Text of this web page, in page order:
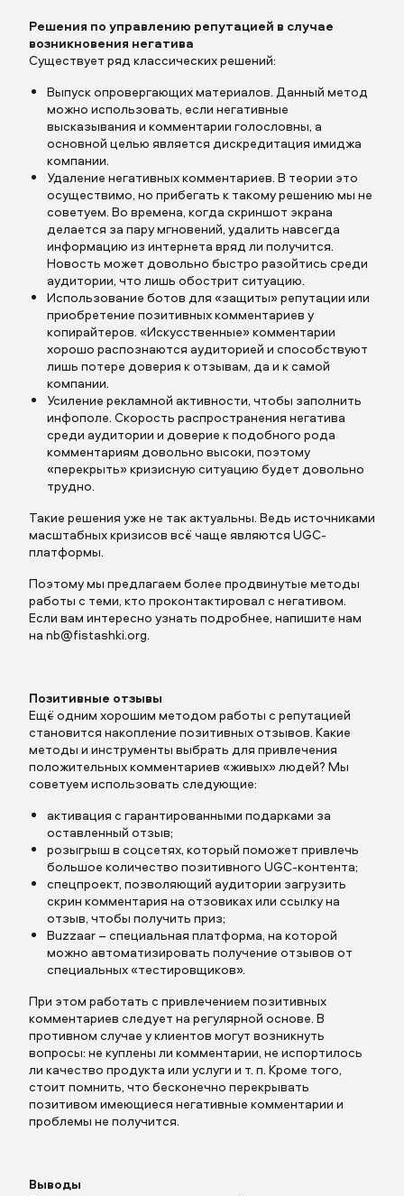
Решения по управлению репутацией в случае
возникновения негатива
Существует ряд классических решений:
Выпуск опровергающих материалов. Данный метод
можно использовать, если негативные
высказывания и комментарии голословны, а
основной целью является дискредитация имиджа
компании.
Удаление негативных комментариев. В теории это
осуществимо, но прибегать к такому решению мы не
советуем. Во времена, когда скриншот экрана
делается за пару мгновений, удалить навсегда
информацию из интернета вряд ли получится.
Новость может довольно быстро разойтись среди
аудитории, что лишь обострит ситуацию.
Использование ботов для «защиты» репутации или
приобретение позитивных комментариев у
копирайтеров. «Искусственные» комментарии
хорошо распознаются аудиторией и способствуют
лишь потере доверия к отзывам, да и к самой
компании.
Усиление рекламной активности, чтобы заполнить
инфополе. Скорость распространения негатива
среди аудитории и доверие к подобного рода
комментариям довольно высоки, поэтому
«перекрыть» кризисную ситуацию будет довольно
трудно.
Такие решения уже не так актуальны. Ведь источниками
масштабных кризисов всё чаще являются UGC-
платформы.
Поэтому мы предлагаем более продвинутые методы
работы с теми, кто проконтактировал с негативом.
Если вам интересно узнать подробнее, напишите нам
на nb@fistashki.org.
Позитивные отзывы
Ещё одним хорошим методом работы с репутацией
становится накопление позитивных отзывов. Какие
методы и инструменты выбрать для привлечения
положительных комментариев «живых» людей? Мы
советуем использовать следующие:
активация с гарантированными подарками за
оставленный отзыв;
розыгрыш в соцсетях, который поможет привлечь
большое количество позитивного UGC-контента;
спецпроект, позволяющий аудитории загрузить
скрин комментария на отзовиках или ссылку на
отзыв, чтобы получить приз;
Buzzaar – специальная платформа, на которой
можно автоматизировать получение отзывов от
специальных «тестировщиков».
При этом работать с привлечением позитивных
комментариев следует на регулярной основе. В
противном случае у клиентов могут возникнуть
вопросы: не куплены ли комментарии, не испортилось
ли качество продукта или услуги и т. п. Кроме того,
стоит помнить, что бесконечно перекрывать
позитивом имеющиеся негативные комментарии и
проблемы не получится.
Выводы
Заполните поля
Описание
Прикрепить бриф
отправить заявку
Заполните поля
отправить заявку